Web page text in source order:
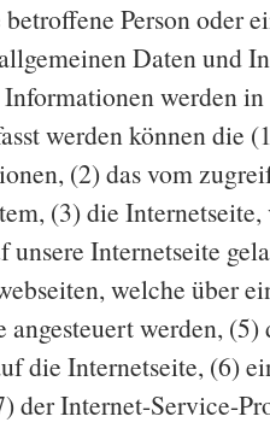
Person oder
Daten und
werden
werden können die
(2) das vom
(3) die
unsere Internetseite
welche über
angesteuert werden,
die Internetseite, (6)
der Internet-Service-